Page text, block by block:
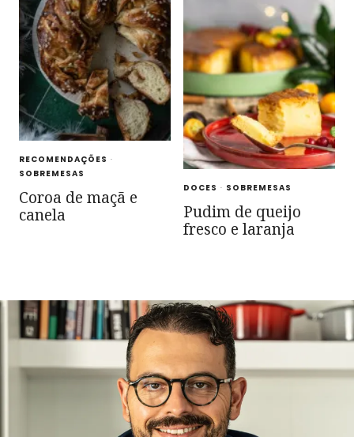
RECOMENDAÇÕES ·
SOBREMESAS
Coroa de maçã e
canela
DOCES · SOBREMESAS
Pudim de queijo
fresco e laranja